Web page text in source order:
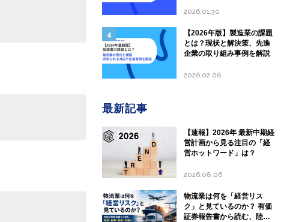
2026.01.30
【2026年版】製造業の課題
とは？現状と解決策、先進
企業の取り組み事例を解説
2026.02.06
最新記事
【速報】2026年 最新中期経
営計画から見る注目の「経
営ホットワード」は？
2026.08.06
物流業は何を「経営リス
ク」と見ているのか？ 有価
証券報告書から読む、陸